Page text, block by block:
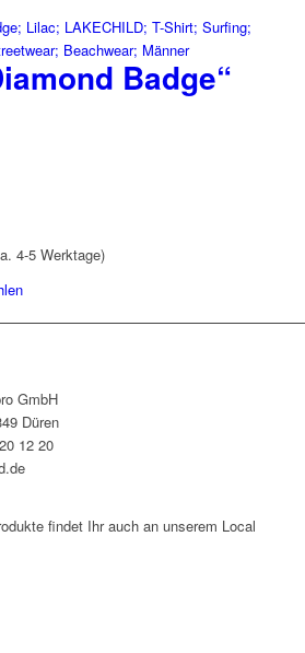
weist
mehrere
Varianten
auf.
gewählt
Badge“
4-5 Werktage)
auf.
Die
Optionen
der
GmbH
Düren
12 20
findet Ihr auch an unserem Local